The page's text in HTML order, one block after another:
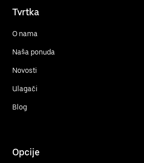
Tvrtka
O nama
Naša ponuda
Novosti
Ulagači
Blog
Opcije